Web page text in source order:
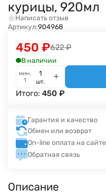
курицы, 920мл
Написать отзыв
Артикул:904968
622 ₽
450 ₽
В наличии
мин.
1
шт.
Итого: 450 ₽
Гарантия и качество
Обмен или возврат
On-line оплата на сайте
Обратная связь
Описание